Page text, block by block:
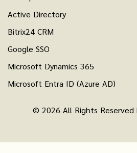
Active Directory
Bitrix24 CRM
Google SSO
Microsoft Dynamics 365
Microsoft Entra ID (Azure AD)
© 2026 All Rights Reserved